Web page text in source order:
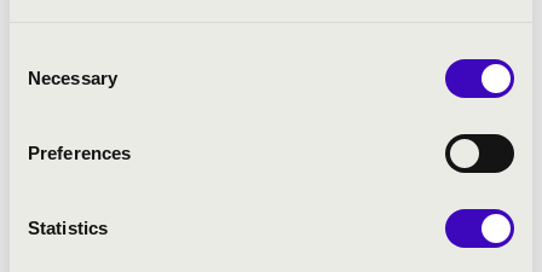
Selection
Necessary
Preferences
Statistics
Preludio Sinfonico
Manon Lescaut:
- Sola, perduta, abbandonata